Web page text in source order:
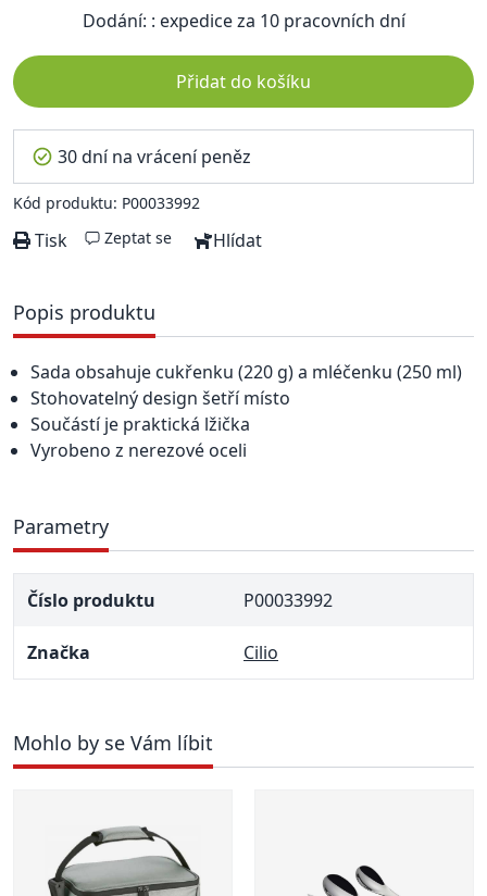
Dodání: : expedice za 10 pracovních dní
Přidat do košíku
30 dní na vrácení peněz
Kód produktu: P00033992
Tisk Zeptat se Hlídat
Popis produktu
Sada obsahuje cukřenku (220 g) a mléčenku (250 ml)
Stohovatelný design šetří místo
Součástí je praktická lžička
Vyrobeno z nerezové oceli
Parametry
Číslo produktu P00033992
Značka Cilio
Mohlo by se Vám líbit